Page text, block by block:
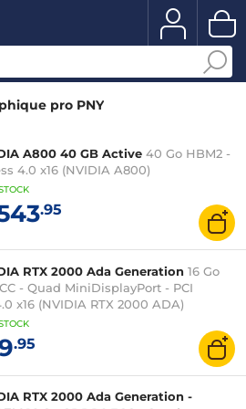
pro PNY
A800 40 GB Active 40 Go HBM2 -
4.0 x16 (NVIDIA A800)
.95
RTX 2000 Ada Generation 16 Go
- Quad MiniDisplayPort - PCI
x16 (NVIDIA RTX 2000 ADA)
.95
RTX 2000 Ada Generation -